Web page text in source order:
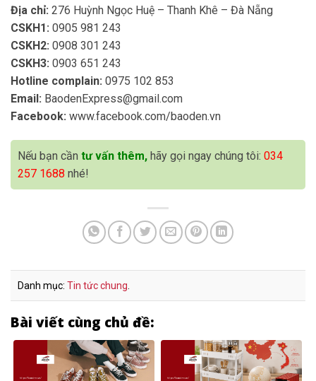
Địa chỉ: 276 Huỳnh Ngọc Huệ – Thanh Khê – Đà Nẵng
CSKH1: 0905 981 243
CSKH2: 0908 301 243
CSKH3: 0903 651 243
Hotline complain: 0975 102 853
Email: BaodenExpress@gmail.com
Facebook: www.facebook.com/baoden.vn
Nếu bạn cần tư vấn thêm, hãy gọi ngay chúng tôi: 034
257 1688 nhé!
Danh mục: Tin tức chung
Bài viết cùng chủ đề: